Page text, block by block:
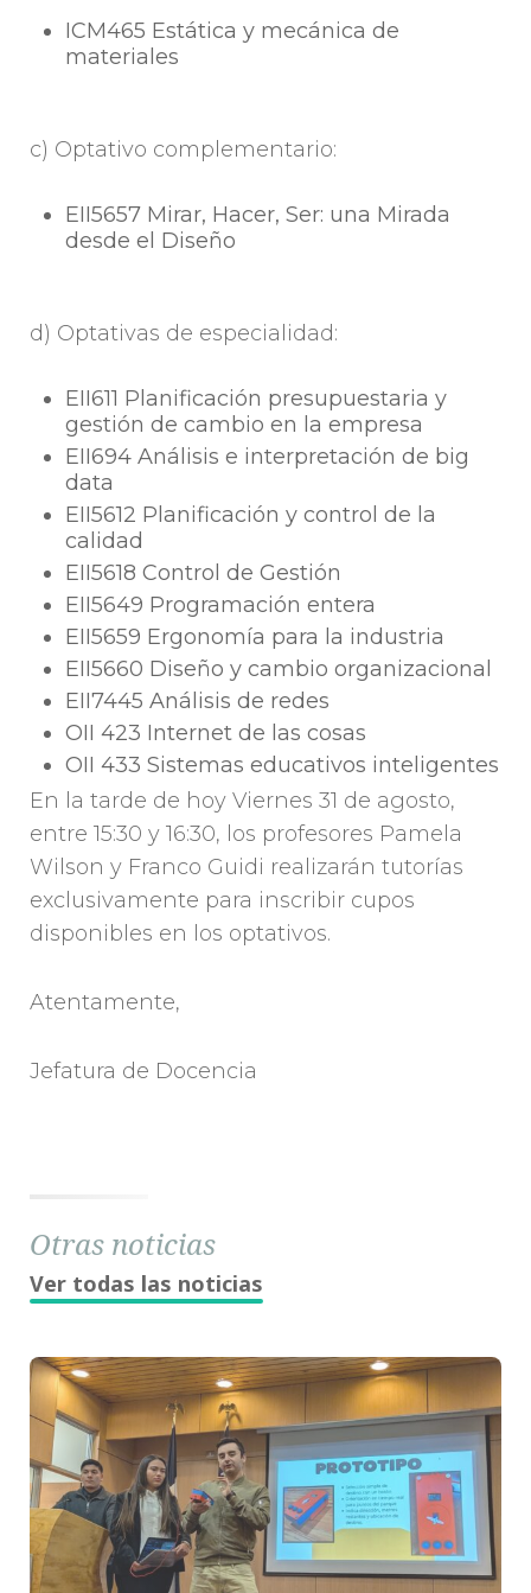
ICM465 Estática y mecánica de
materiales
c) Optativo complementario:
EII5657 Mirar, Hacer, Ser: una Mirada
desde el Diseño
d) Optativas de especialidad:
EII611 Planificación presupuestaria y
gestión de cambio en la empresa
EII694 Análisis e interpretación de big
data
EII5612 Planificación y control de la
calidad
EII5618 Control de Gestión
EII5649 Programación entera
EII5659 Ergonomía para la industria
EII5660 Diseño y cambio organizacional
EII7445 Análisis de redes
OII 423 Internet de las cosas
OII 433 Sistemas educativos inteligentes
En la tarde de hoy Viernes 31 de agosto,
entre 15:30 y 16:30, los profesores Pamela
Wilson y Franco Guidi realizarán tutorías
exclusivamente para inscribir cupos
disponibles en los optativos.
Atentamente,
Jefatura de Docencia
Otras noticias
Ver todas las noticias